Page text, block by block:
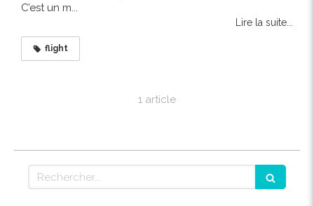
C’est un m...
Lire la suite...
flight
1 article
Rechercher